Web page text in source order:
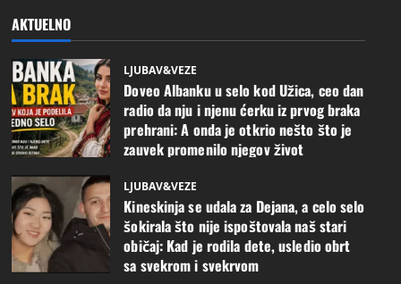
AKTUELNO
LJUBAV&VEZE
Doveo Albanku u selo kod Užica, ceo dan
radio da nju i njenu ćerku iz prvog braka
prehrani: A onda je otkrio nešto što je
zauvek promenilo njegov život
LJUBAV&VEZE
Kineskinja se udala za Dejana, a celo selo
šokirala što nije ispoštovala naš stari
običaj: Kad je rodila dete, usledio obrt
sa svekrom i svekrvom